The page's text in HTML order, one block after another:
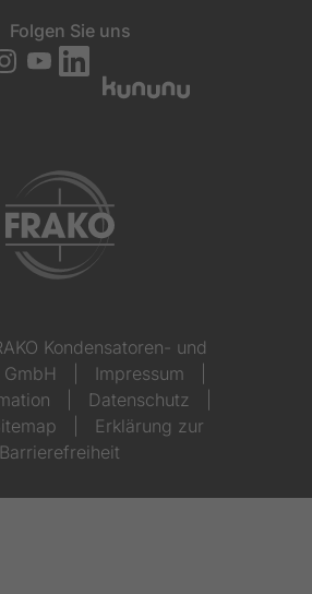
Folgen Sie uns
Kondensatoren- und
Impressum
Datenschutz
Erklärung zur
Barrierefreiheit